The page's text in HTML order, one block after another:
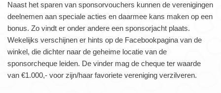
Naast het sparen van sponsorvouchers kunnen de verenigingen
deelnemen aan speciale acties en daarmee kans maken op een
bonus. Zo vindt er onder andere een sponsorjacht plaats.
Wekelijks verschijnen er hints op de Facebookpagina van de
winkel, die dichter naar de geheime locatie van de
sponsorcheque leiden. De vinder mag de cheque ter waarde
van €1.000,- voor zijn/haar favoriete vereniging verzilveren.